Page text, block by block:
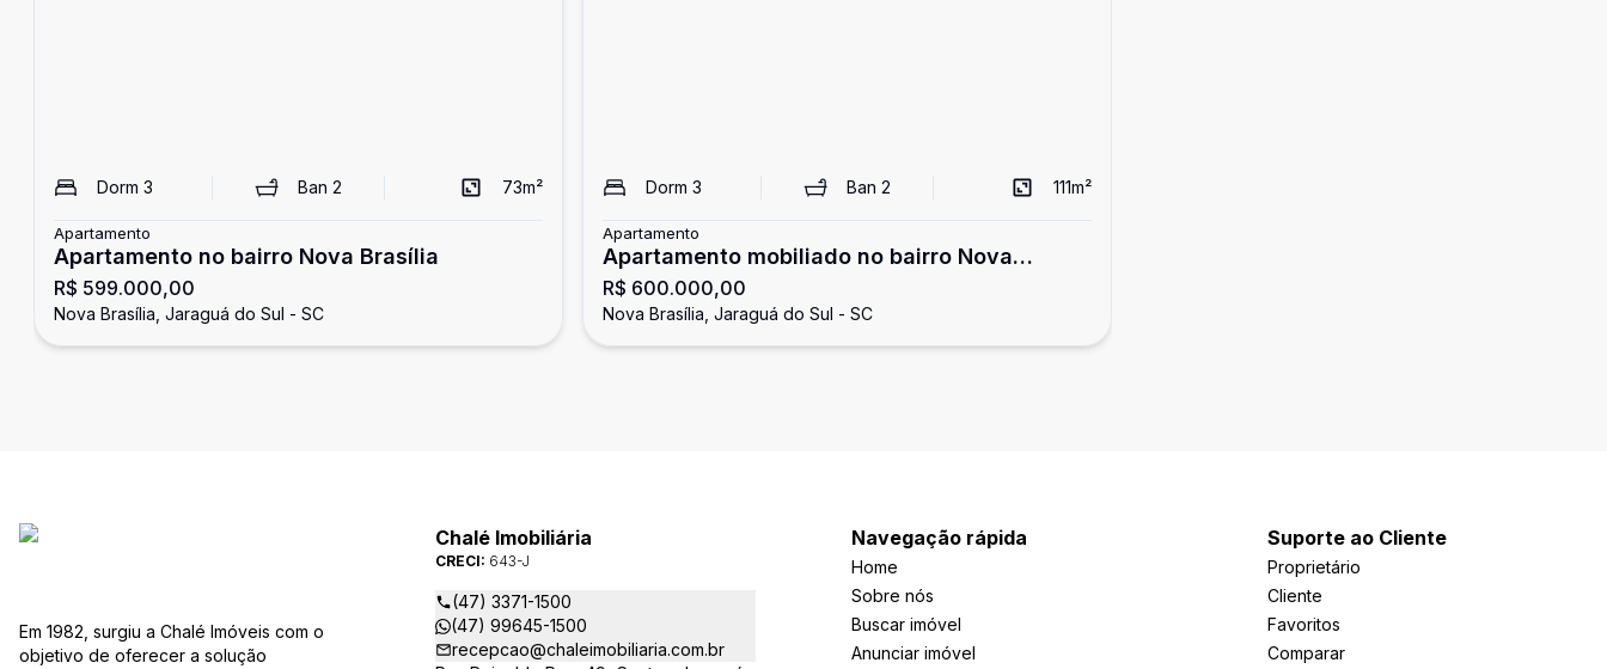
Dorm 3 Ban2 73m²
Apartamento
Apartamento no bairro Nova Brasília
R$ 599.000,00
Nova Brasília, Jaraguá do Sul - SC
Dorm 3 Ban 2 111m²
Apartamento
Apartamento mobiliado no bairro Nova
Brasilia
R$ 600.000,00
Nova Brasília, Jaraguá do Sul - SC
Em 1982, surgiu a Chalé Imóveis com o
objetivo de oferecer a solução
Chalé Imobiliária
CRECI: 643-J
(47) 3371-1500
(47) 99645-1500
recepcao@chaleimobiliaria.com.br
Navegação rápida
Home
Sobre nós
Buscar imóvel
Anunciar imóvel
Suporte ao Cliente
Proprietário
Cliente
Favoritos
Comparar